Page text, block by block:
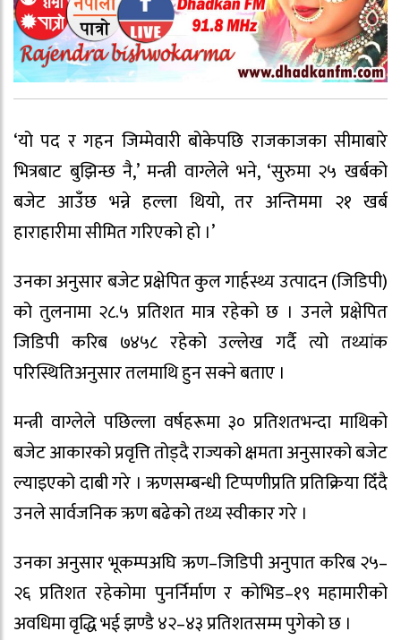
‘यो पद र गहन जिम्मेवारी बोकेपछि राजकाजका सीमाबारे
भित्रबाट बुझिन्छ नै,’ मन्त्री वाग्लेले भने, ‘सुरुमा २५ खर्बको
बजेट आउँछ भन्ने हल्ला थियो, तर अन्तिममा २१ खर्ब
हाराहारीमा सीमित गरिएको हो ।’
उनका अनुसार बजेट प्रक्षेपित कुल गार्हस्थ्य उत्पादन (जिडिपी)
को तुलनामा २८.५ प्रतिशत मात्र रहेको छ । उनले प्रक्षेपित
जिडिपी करिब ७४५८ रहेको उल्लेख गर्दै त्यो तथ्यांक
परिस्थितिअनुसार तलमाथि हुन सक्ने बताए ।
मन्त्री वाग्लेले पछिल्ला वर्षहरूमा ३० प्रतिशतभन्दा माथिको
बजेट आकारको प्रवृत्ति तोड्दै राज्यको क्षमता अनुसारको बजेट
ल्याइएको दाबी गरे । ऋणसम्बन्धी टिप्पणीप्रति प्रतिक्रिया दिँदै
उनले सार्वजनिक ऋण बढेको तथ्य स्वीकार गरे ।
उनका अनुसार भूकम्पअघि ऋण–जिडिपी अनुपात करिब २५–
२६ प्रतिशत रहेकोमा पुनर्निर्माण र कोभिड–१९ महामारीको
अवधिमा वृद्धि भई झण्डै ४२–४३ प्रतिशतसम्म पुगेको छ ।